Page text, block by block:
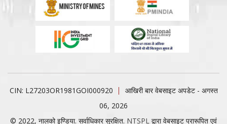
CIN: L27203OR1981GOI000920
आखिरी बार वेबसाइट अपडेट - अगस्त
06, 2026
© 2022, नालको इण्डिया. सर्वाधिकार सुरक्षित. NTSPL द्वारा वेबसाइट प्रारूपित एवं